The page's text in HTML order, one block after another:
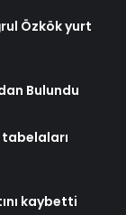
Özkök yurt
Bulundu
kaybetti